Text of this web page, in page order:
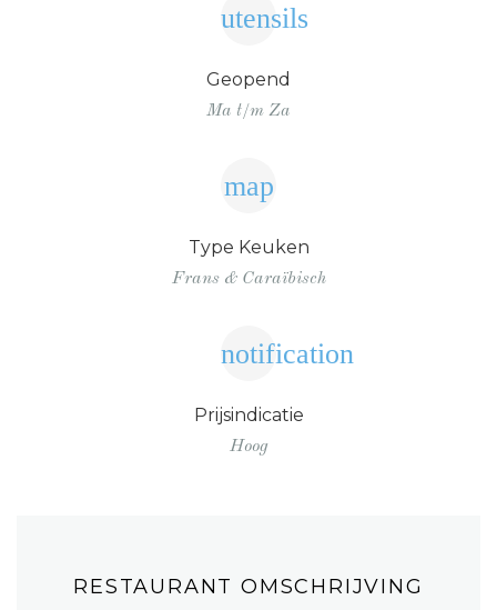
utensils
Geopend
Ma t/m Za
map
Type Keuken
Frans & Caraïbisch
notification
Prijsindicatie
Hoog
RESTAURANT OMSCHRIJVING